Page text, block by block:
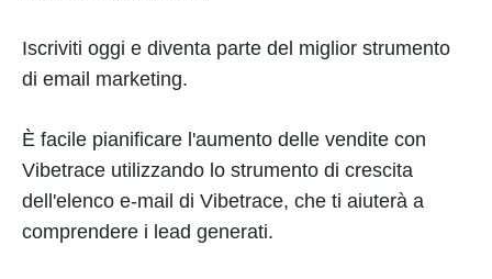
Iscriviti oggi e diventa parte del miglior strumento
di email marketing.
È facile pianificare l'aumento delle vendite con
Vibetrace utilizzando lo strumento di crescita
dell'elenco e-mail di Vibetrace, che ti aiuterà a
comprendere i lead generati.